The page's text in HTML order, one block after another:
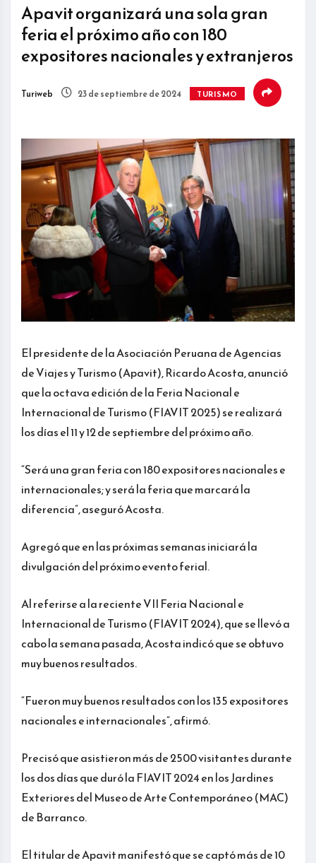
Apavit organizará una sola gran
feria el próximo año con 180
expositores nacionales y extranjeros
Turiweb 23 de septiembre de 2024 TURISMO
El presidente de la Asociación Peruana de Agencias
de Viajes y Turismo (Apavit), Ricardo Acosta, anunció
que la octava edición de la Feria Nacional e
Internacional de Turismo (FIAVIT 2025) se realizará
los días el 11 y 12 de septiembre del próximo año.
“Será una gran feria con 180 expositores nacionales e
internacionales; y será la feria que marcará la
diferencia”, aseguró Acosta.
Agregó que en las próximas semanas iniciará la
divulgación del próximo evento ferial.
Al referirse a la reciente VII Feria Nacional e
Internacional de Turismo (FIAVIT 2024), que se llevó a
cabo la semana pasada, Acosta indicó que se obtuvo
muy buenos resultados.
“Fueron muy buenos resultados con los 135 expositores
nacionales e internacionales”, afirmó.
Precisó que asistieron más de 2500 visitantes durante
los dos días que duró la FIAVIT 2024 en los Jardines
Exteriores del Museo de Arte Contemporáneo (MAC)
de Barranco.
El titular de Apavit manifestó que se captó más de 10